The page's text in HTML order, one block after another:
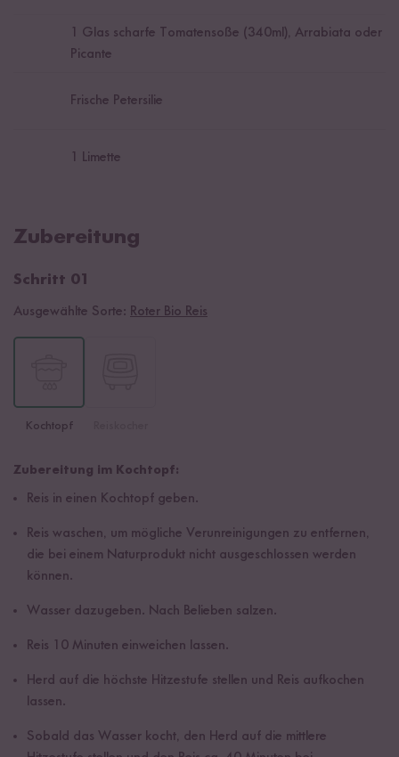
Glas scharfe Tomatensoße (340ml), Arrabiata oder
Picante
Frische Petersilie
1 Limette
Zubereitung
Schritt 01
Ausgewählte Sorte: Roter Bio Reis
Kochtopf
Zubereitung im Kochtopf:
Reis in einen Kochtopf geben.
Reis waschen, um mögliche Verunreinigungen zu entfernen,
die bei einem Naturprodukt nicht ausgeschlossen werden
können.
Wasser dazugeben. Nach Belieben salzen.
Reis 10 Minuten einweichen lassen.
Herd auf die höchste Hitzestufe stellen und Reis aufkochen
lassen.
Sobald das Wasser kocht, den Herd auf die mittlere